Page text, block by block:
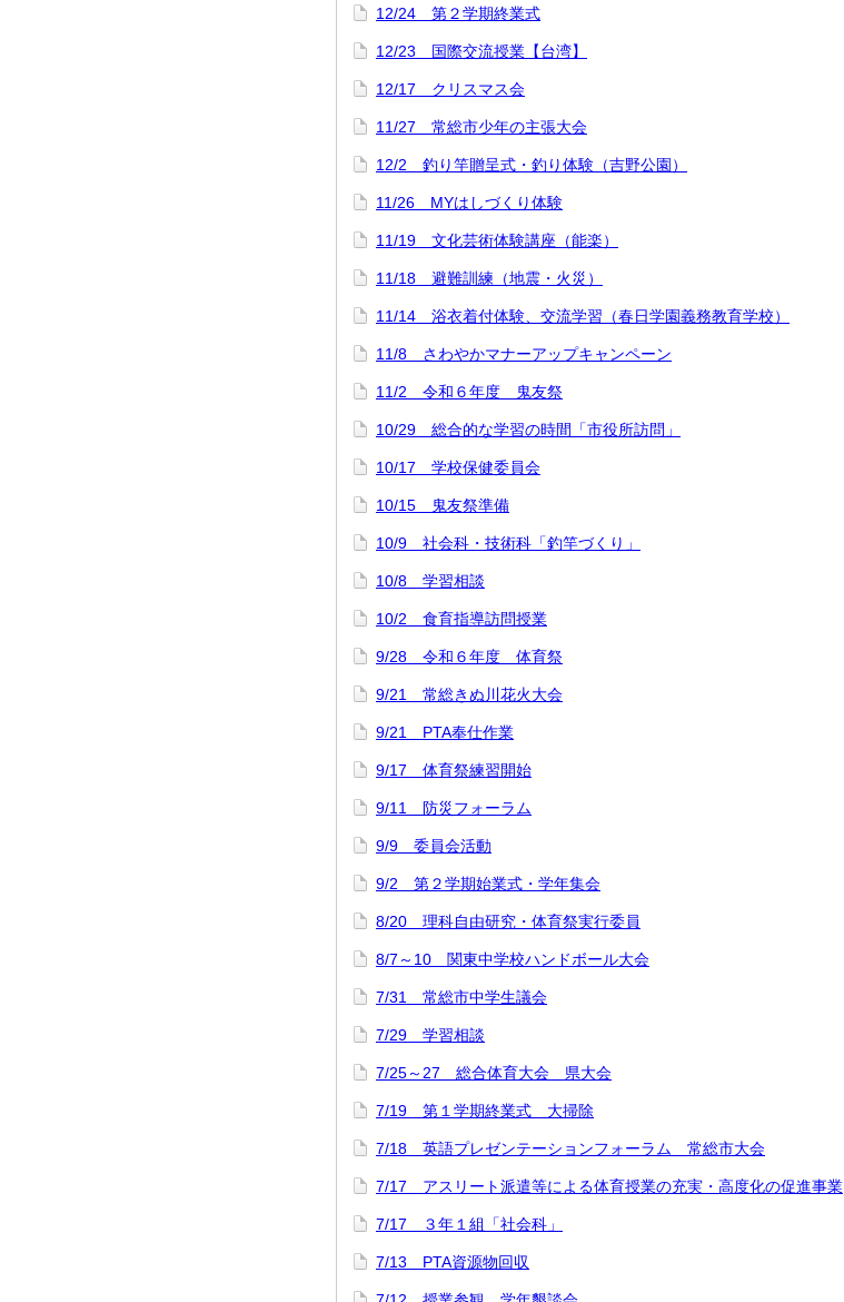
12/24 第２学期終業式
12/23 国際交流授業【台湾】
12/17 クリスマス会
11/27 常総市少年の主張大会
12/2 釣り竿贈呈式・釣り体験（吉野公園）
11/26 MYはしづくり体験
11/19 文化芸術体験講座（能楽）
11/18 避難訓練（地震・火災）
11/14 浴衣着付体験、交流学習（春日学園義務教育学校）
11/8 さわやかマナーアップキャンペーン
11/2 令和６年度 鬼友祭
10/29 総合的な学習の時間「市役所訪問」
10/17 学校保健委員会
10/15 鬼友祭準備
10/9 社会科・技術科「釣竿づくり」
10/8 学習相談
10/2 食育指導訪問授業
9/28 令和６年度 体育祭
9/21 常総きぬ川花火大会
9/21 PTA奉仕作業
9/17 体育祭練習開始
9/11 防災フォーラム
9/9 委員会活動
9/2 第２学期始業式・学年集会
8/20 理科自由研究・体育祭実行委員
8/7～10 関東中学校ハンドボール大会
7/31 常総市中学生議会
7/29 学習相談
7/25～27 総合体育大会 県大会
7/19 第１学期終業式 大掃除
7/18 英語プレゼンテーションフォーラム 常総市大会
7/17 アスリート派遣等による体育授業の充実・高度化の促進事業
7/17 ３年１組「社会科」
7/13 PTA資源物回収